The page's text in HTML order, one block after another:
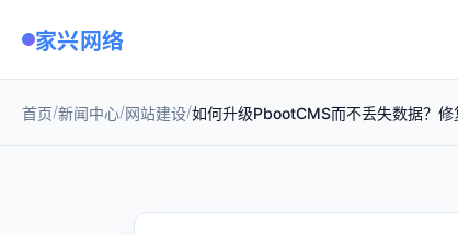
家兴网络
首页/新闻中心/网站建设/如何升级PbootCMS而不丢失数据？